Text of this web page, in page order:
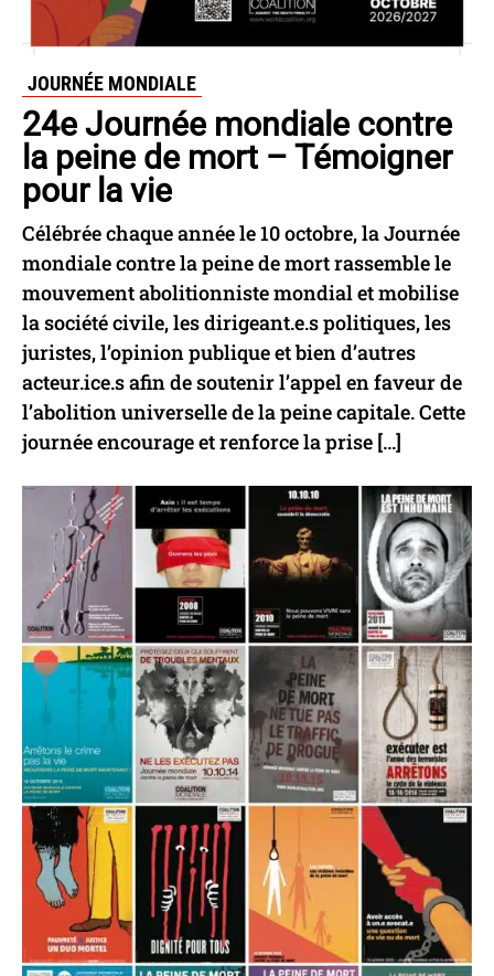
JOURNÉE MONDIALE
24e Journée mondiale contre
la peine de mort – Témoigner
pour la vie
Célébrée chaque année le 10 octobre, la Journée
mondiale contre la peine de mort rassemble le
mouvement abolitionniste mondial et mobilise
la société civile, les dirigeant.e.s politiques, les
juristes, l’opinion publique et bien d’autres
acteur.ice.s afin de soutenir l’appel en faveur de
l’abolition universelle de la peine capitale. Cette
journée encourage et renforce la prise […]